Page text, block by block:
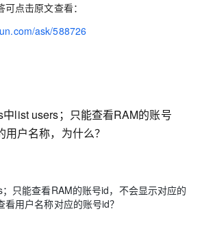
点击原文查看：
ask/588726
list users；只能查看RAM的账号
户名称，为什么？
只能查看RAM的账号id，不会显示对应的
用户名称对应的账号id？